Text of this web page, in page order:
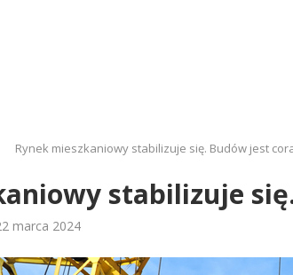
Rynek mieszkaniowy stabilizuje się. Budów jest
stabilizuje
marca 2024